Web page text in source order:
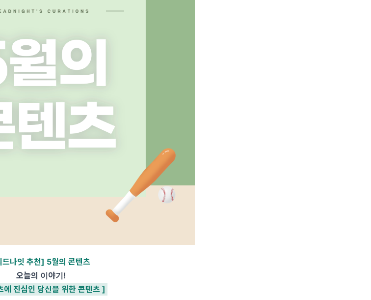
드나잇 추천] 5월의 콘텐츠
오늘의 이야기!
에 진심인 당신을 위한 콘텐츠 ]